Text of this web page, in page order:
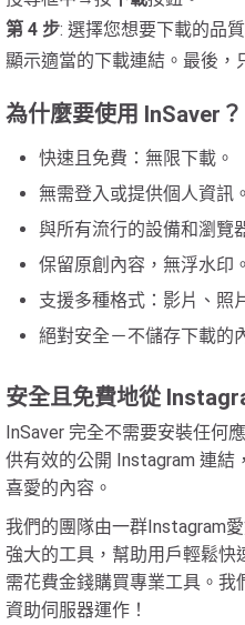
第 4 步: 選擇您想要下載的品
顯示適當的下載連結。最後，
為什麼要使用 InSaver？
快速且免費：無限下載。
無需登入或提供個人資訊。
與所有流行的設備和瀏覽
保留原創內容，無浮水印。
支援多種格式：影片、照
絕對安全－不儲存下載的
安全且免費地從
InSaver 完全不需要安裝任何
供有效的公開 Instagram 連結
喜愛的內容。
我們的團隊由一群Instagram
強大的工具，幫助用戶輕鬆快
需花費金錢購買專業工具。
資助伺服器運作！